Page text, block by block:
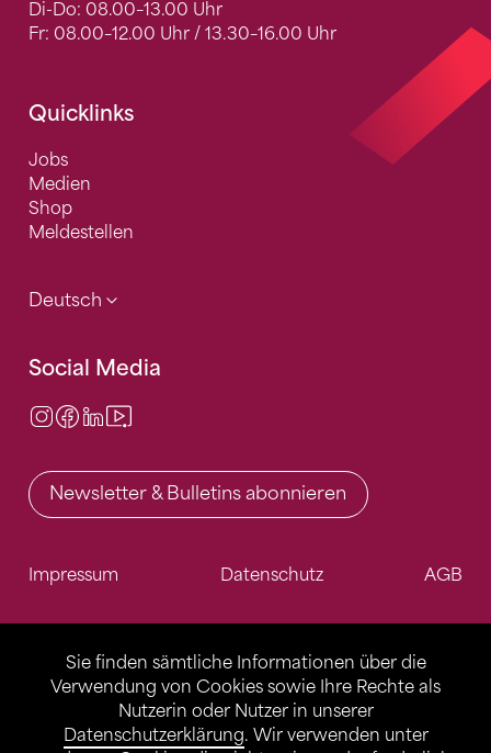
Sie finden sämtliche Informationen über die
Verwendung von Cookies sowie Ihre Rechte als
Nutzerin oder Nutzer in unserer
Datenschutzerklärung. Wir verwenden unter
Di-Do: 08.00–13.00 Uhr
Fr: 08.00–12.00 Uhr / 13.30–16.00 Uhr
Quicklinks
Jobs
Medien
Shop
Meldestellen
Deutsch
Social Media
Instagram
Facebook
LinkedIn
Newsletter & Bulletins abonnieren
Impressum Datenschutz AGB